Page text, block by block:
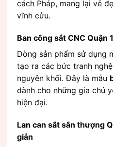
cách Pháp, mang lại vẻ
vĩnh cửu.
Ban công sắt CNC Quận
Dòng sản phẩm sử dụng
tạo ra các bức tranh
nguyên khối. Đây là mẫu
dành cho những gia chủ
hiện đại.
Lan can sắt sân thượng
giản